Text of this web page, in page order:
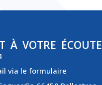
À VOTRE ÉCOUTE
via le formulaire